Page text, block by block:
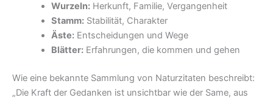
Wurzeln:Herkunft, Familie, Vergangenheit
Stamm:Stabilität, Charakter
Äste:Entscheidungen und Wege
Blätter:Erfahrungen, die kommen und gehen
Wie eine bekannte Sammlung von Naturzitaten beschreibt:
„Die Kraft der Gedanken ist unsichtbar wie der Same, aus